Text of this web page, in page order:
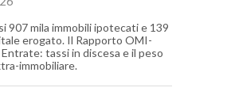
907 mila immobili ipotecati e 139
erogato. Il Rapporto OMI-
tassi in discesa e il peso
immobiliare.